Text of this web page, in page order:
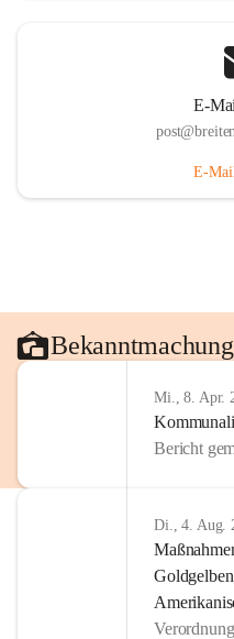
E-
E-
Mi., 8. Apr.
Bericht
Di., 4. Aug.